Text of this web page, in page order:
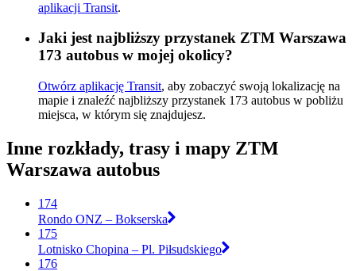
aplikacji Transit.
Jaki jest najbliższy przystanek ZTM Warszawa
173 autobus w mojej okolicy?
Otwórz aplikację Transit, aby zobaczyć swoją lokalizację na
mapie i znaleźć najbliższy przystanek 173 autobus w pobliżu
miejsca, w którym się znajdujesz.
Inne rozkłady, trasy i mapy ZTM
Warszawa autobus
174
Rondo ONZ – Bokserska
175
Lotnisko Chopina – Pl. Piłsudskiego
176